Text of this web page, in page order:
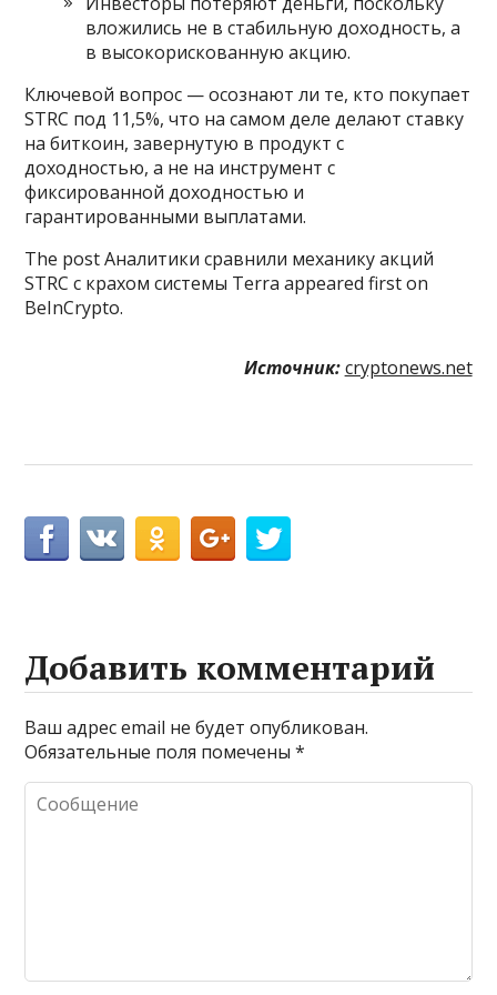
вложились не в стабильную доходность, а
в высокорискованную акцию.
Ключевой вопрос — осознают ли те, кто покупает
STRC под 11,5%, что на самом деле делают ставку
на биткоин, завернутую в продукт с
доходностью, а не на инструмент с
фиксированной доходностью и
гарантированными выплатами.
The post Аналитики сравнили механику акций
STRC с крахом системы Terra appeared first on
BeInCrypto.
Источник: cryptonews.net
Добавить комментарий
Ваш адрес email не будет опубликован.
Обязательные поля помечены*